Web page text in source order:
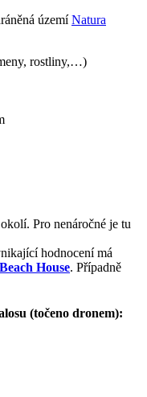
územíNatura
rostliny,…)
Pro nenáročné je tu
hodnocení má
Beach House. Případně
(točeno dronem):